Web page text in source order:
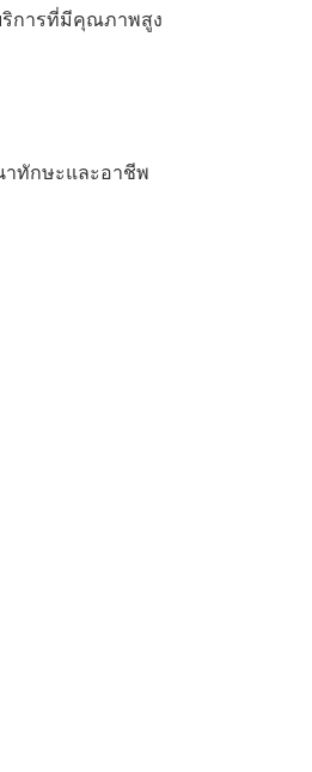
ริการที่มีคุณภาพสูง
าทักษะและอาชีพ